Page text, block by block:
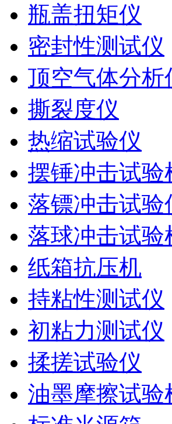
瓶盖扭矩仪
密封性测试仪
顶空气体分析
撕裂度仪
热缩试验仪
摆锤冲击试验
落镖冲击试验
落球冲击试验
纸箱抗压机
持粘性测试仪
初粘力测试仪
揉搓试验仪
油墨摩擦试验